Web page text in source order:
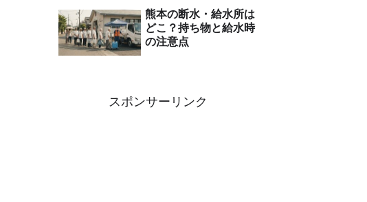
熊本の断水・給水所は
どこ？持ち物と給水時
の注意点
スポンサーリンク